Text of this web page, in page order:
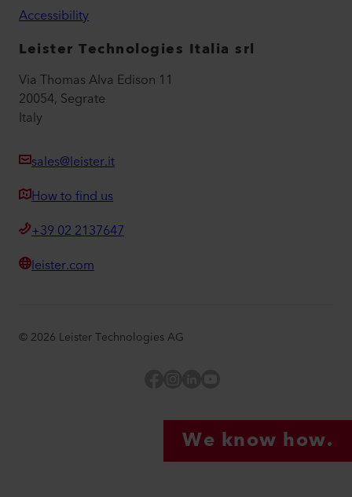
Accessibility
Leister Technologies Italia srl
Via Thomas Alva Edison 11
20054, Segrate
Italy
sales@leister.it
How to find us
+39 02 2137647
leister.com
© 2026 Leister Technologies AG
We know how.